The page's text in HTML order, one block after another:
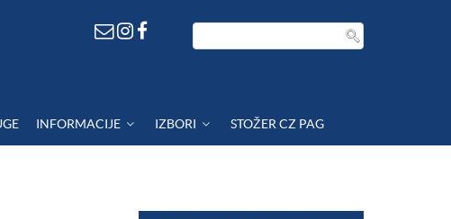
INFORMACIJE IZBORI STOŽER CZ PAG